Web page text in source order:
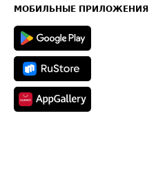
Техническая информация
МОБИЛЬНЫЕ ПРИЛОЖЕНИЯ